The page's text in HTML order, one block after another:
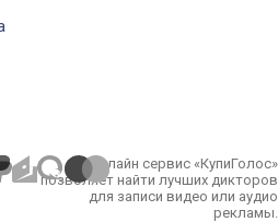
Онлайн сервис «КупиГолос»
позволяет найти лучших дикторов
для записи видео или аудио
рекламы.